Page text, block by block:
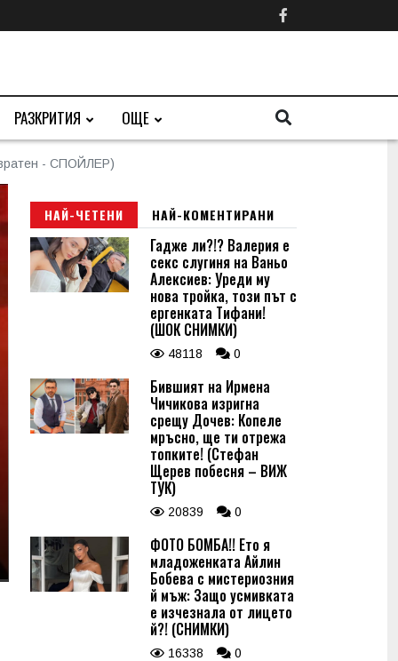
РАЗКРИТИЯ ОЩЕ
- СПОЙЛЕР)
НАЙ-ЧЕТЕНИ НАЙ-КОМЕНТИРАНИ
Гадже ли?!? Валерия е
секс слугиня на Ваньо
Алексиев: Уреди му
нова тройка, този път с
ергенката Тифани!
(ШОК СНИМКИ)
48118 0
Бившият на Ирмена
Чичикова изригна
срещу Дочев: Копеле
мръсно, ще ти отрежа
топките! (Стефан
Щерев побесня – ВИЖ
ТУК)
20839 0
ФОТО БОМБА!! Ето я
младоженката Айлин
Бобева с мистериозния
й мъж: Защо усмивката
е изчезнала от лицето
й?! (СНИМКИ)
16338 0